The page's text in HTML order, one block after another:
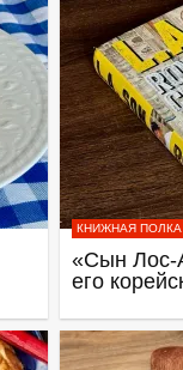
КНИЖНАЯ ПОЛКА
«Сын Лос-
его